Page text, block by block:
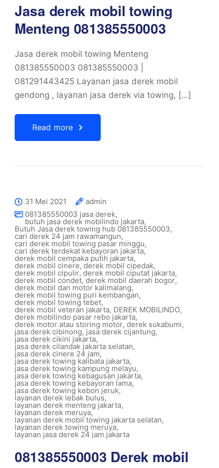
Jasa derek mobil towing
Menteng 081385550003
Jasa derek mobil towing Menteng
081385550003 081385550003 |
081291443425 Layanan jasa derek mobil
gendong , layanan jasa derek via towing, […]
Read more
31 Mei 2021
admin
081385550003 jasa derek,
butuh jasa derek mobilindo jakarta,
Butuh Jasa derek towing hub 081385550003,
cari derek 24 jam rawamangun,
cari derek mobil towing pasar minggu,
cari derek terdekat kebayoran jakarta,
derek mobil cempaka putih jakarta,
derek mobil cinere, derek mobil cipedak,
derek mobil cipulir, derek mobil ciputat jakarta,
derek mobil condet, derek mobil daerah bogor,
derek mobil dan motor kalimalang,
derek mobil towing puri kembangan,
derek mobil towing tebet,
derek mobil veteran jakarta, DEREK MOBILINDO,
derek mobilindo pasar rebo jakarta,
derek motor atau storing motor, derek sukabumi,
jasa derek cibinong, jasa derek cijantung,
jasa derek cikini jakarta,
jasa derek cilandak jakarta selatan,
jasa derek cinere 24 jam,
jasa derek towing kalibata jakarta,
jasa derek towing kampung melayu,
jasa derek towing kebagusan jakarta,
jasa derek towing kebayoran lama,
jasa derek towing kebon jeruk,
layanan derek lebak bulus,
layanan derek menteng jakarta,
layanan derek meruya,
layanan derek mobil towing jakarta selatan,
layanan derek towing meruya,
layanan jasa derek 24 jam jakarta
081385550003 Derek mobil